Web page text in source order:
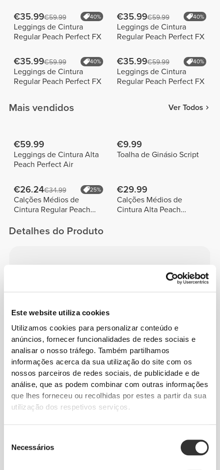
Este website utiliza cookies
Utilizamos cookies para personalizar conteúdo e
anúncios, fornecer funcionalidades de redes sociais e
analisar o nosso tráfego. Também partilhamos
informações acerca da sua utilização do site com os
nossos parceiros de redes sociais, de publicidade e de
análise, que as podem combinar com outras informações
que lhes forneceu ou recolhidas por estes a partir da sua
utilização dos respetivos serviços.
Necessários
€35.99€59.99 40%
Leggings de Cintura
Regular Peach Perfect FX
€35.99€59.99 40%
Leggings de Cintura
Regular Peach Perfect FX
€35.99€59.99 40%
Leggings de Cintura
Regular Peach Perfect FX
€35.99€59.99 40%
Leggings de Cintura
Regular Peach Perfect FX
Mais vendidos Ver Todos
€59.99
Leggings de Cintura Alta
Peach Perfect Air
€9.99
Toalha de Ginásio Script
€26.24€34.99 25%
Calções Médios de
Cintura Regular Peach
€29.99
Calções Médios de
Cintura Alta Peach
Detalhes do Produto
Uma tecnologia especial que empodera
visualmente as tuas curvas, permitindo-te fazer todo
o exercício que desejas. Criada para teres um
aspeto fantástico enquanto treinas.